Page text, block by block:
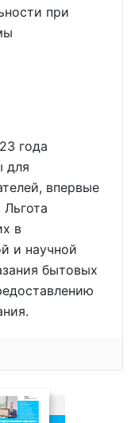
при
года
для
впервые
в
и научной
бытовых